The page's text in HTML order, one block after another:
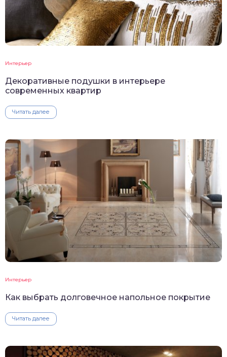
Интерьер
Декоративные подушки в интерьере
современных квартир
Читать далее
Интерьер
Как выбрать долговечное напольное покрытие
Читать далее